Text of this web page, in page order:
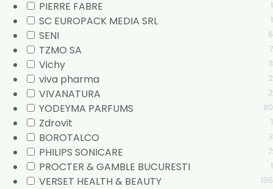
PIERRE FABRE 1
SC EUROPACK MEDIA SRL 1
SENI 6
TZMO SA 7
Vichy 3
viva pharma 2
VIVANATURA 2
YODEYMA PARFUMS 90
Zdrovit 1
BOROTALCO 3
PHILIPS SONICARE 2
PROCTER & GAMBLE BUCURESTI 1
VERSET HEALTH & BEAUTY 106